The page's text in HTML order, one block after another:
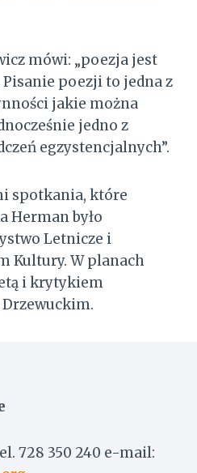
mówi: „poezja jest
poezji to jedna z
jakie można
jedno z
egzystencjalnych”.
spotkania, które
Herman było
Letnicze i
Kultury. W planach
i krytykiem
728 350 240 e-mail: